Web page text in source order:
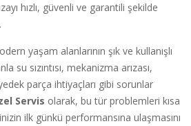
hızlı, güvenli ve garantili şekilde
yaşam alanlarının şık ve kullanışlı
su sızıntısı, mekanizma arızası,
parça ihtiyaçları gibi sorunlar
Servis olarak, bu tür problemleri kısa
ilk günkü performansına ulaşmasını